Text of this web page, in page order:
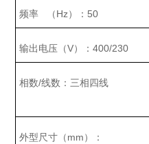
频率 （ Hz）： 50
输出电压（V）： 400/230
相数/线数：三相四线
外型尺寸（ mm ）：